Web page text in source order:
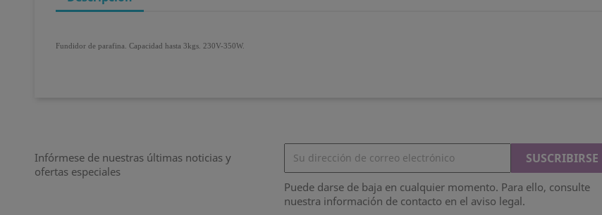
Fundidor de parafina. Capacidad hasta 3kgs. 230V-350W.
Infórmese de nuestras últimas noticias y
ofertas especiales
Puede darse de baja en cualquier momento. Para ello, consulte
nuestra información de contacto en el aviso legal.